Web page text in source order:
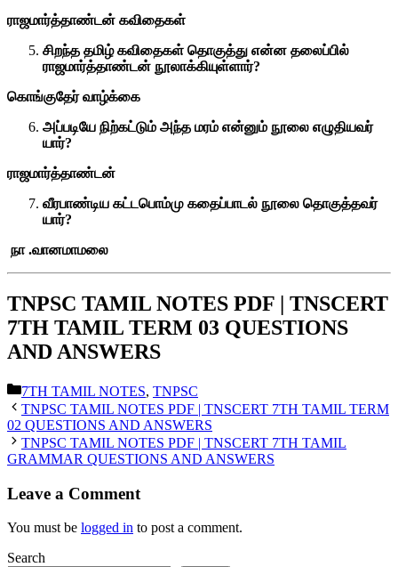
ராஜமார்த்தாண்டன் கவிதைகள்
சிறந்த தமிழ் கவிதைகள் தொகுத்து என்ன தலைப்பில்
ராஜமார்த்தாண்டன் நூலாக்கியுள்ளார்?
கொங்குதேர் வாழ்க்கை
அப்படியே நிற்கட்டும் அந்த மரம் என்னும் நூலை எழுதியவர்
யார்?
ராஜமார்த்தாண்டன்
வீரபாண்டிய கட்டபொம்மு கதைப்பாடல் நூலை தொகுத்தவர்
யார்?
நா .வானமாமலை
TNPSC TAMIL NOTES PDF | TNSCERT
7TH TAMIL TERM 03 QUESTIONS
AND ANSWERS
Categories
7TH TAMIL NOTES, TNPSC
TNPSC TAMIL NOTES PDF | TNSCERT 7TH TAMIL TERM
02 QUESTIONS AND ANSWERS
TNPSC TAMIL NOTES PDF | TNSCERT 7TH TAMIL
GRAMMAR QUESTIONS AND ANSWERS
Leave a Comment
You must be logged in to post a comment.
Search